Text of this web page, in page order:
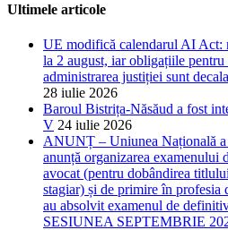
Ultimele articole
UE modifică calendarul AI Act:
la 2 august, iar obligațiile
administrarea justiției sunt
28 iulie 2026
Baroul Bistrița-Năsăud a fost
V 24 iulie 2026
ANUNȚ – Uniunea Națională
anunță organizarea examenului
avocat (pentru dobândirea
stagiar) și de primire în profesia
au absolvit examenul de
SESIUNEA SEPTEMBRIE